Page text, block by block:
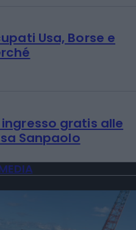
Usa, Borse e
gratis alle
Sanpaolo